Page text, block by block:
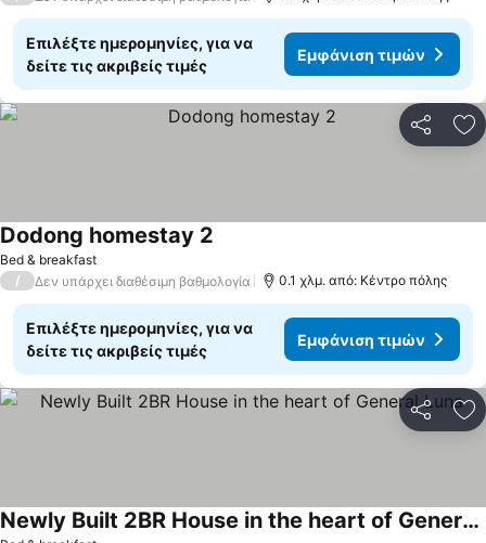
Επιλέξτε ημερομηνίες, για να
δείτε τις ακριβείς τιμές
Εμφάνιση τιμών
Bed & breakfast
Dodong homestay 2
/ Δεν υπάρχει διαθέσιμη βαθμολογία 0.1 χλμ. από: Κέντρο πόλης
Επιλέξτε ημερομηνίες, για να
δείτε τις ακριβείς τιμές
Εμφάνιση τιμών
Newly Built 2BR House in the heart of General Luna